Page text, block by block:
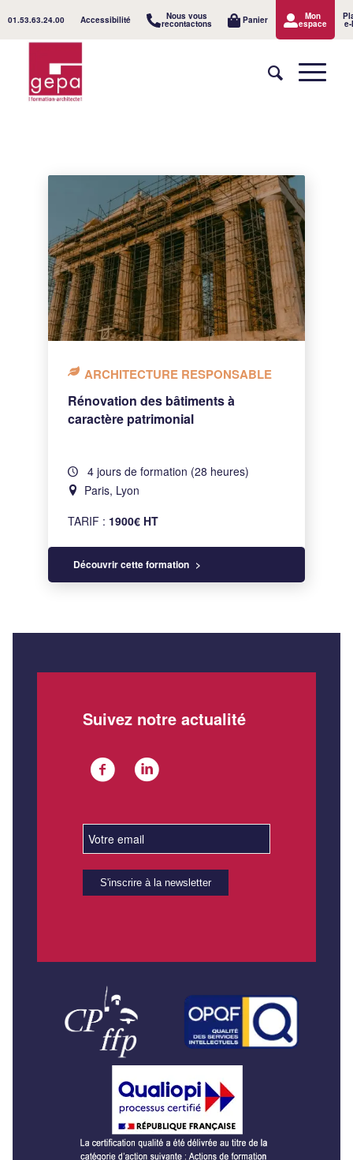
01.53.63.24.00 Accessibilité Nous vous
recontactons Panier Mon
espace
ARCHITECTURE RESPONSABLE
Rénovation des bâtiments à
caractère patrimonial
4 jours de formation (28 heures)
Paris, Lyon
TARIF : 1900€ HT
Découvrir cette formation
Suivez notre actualité